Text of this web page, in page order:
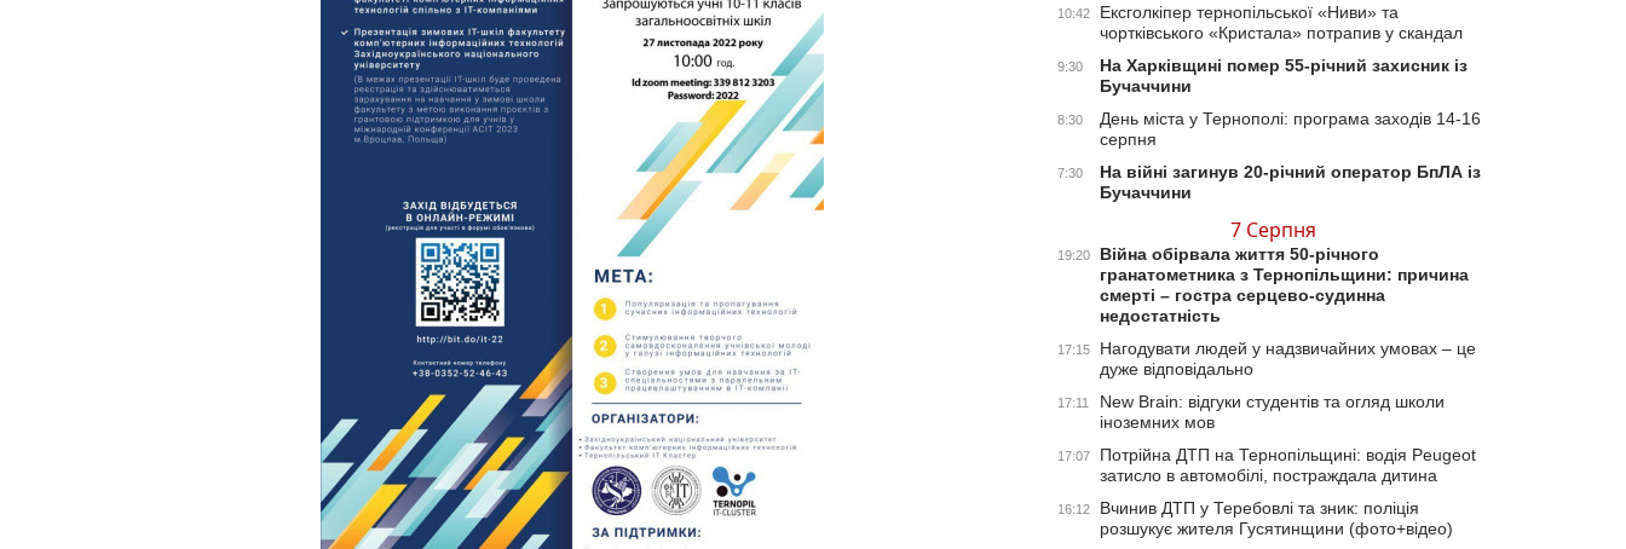
10:42
Ексголкіпер тернопільської «Ниви» та
чортківського «Кристала» потрапив у скандал
9:30
На Харківщині помер 55-річний захисник із
Бучаччини
8:30
День міста у Тернополі: програма заходів 14-16
серпня
7:30
На війні загинув 20-річний оператор БпЛА із
Бучаччини
7 Серпня
19:20
Війна обірвала життя 50-річного
гранатометника з Тернопільщини: причина
смерті – гостра серцево-судинна
недостатність
17:15
Нагодувати людей у надзвичайних умовах – це
дуже відповідально
17:11
New Brain: відгуки студентів та огляд школи
іноземних мов
17:07
Потрійна ДТП на Тернопільщині: водія Peugeot
затисло в автомобілі, постраждала дитина
16:12
Вчинив ДТП у Теребовлі та зник: поліція
розшукує жителя Гусятинщини (фото+відео)